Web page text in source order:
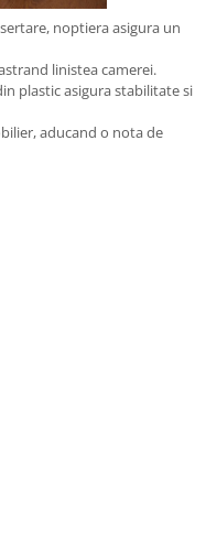
noptiera asigura un
linistea camerei.
plastic asigura stabilitate si
aducand o nota de